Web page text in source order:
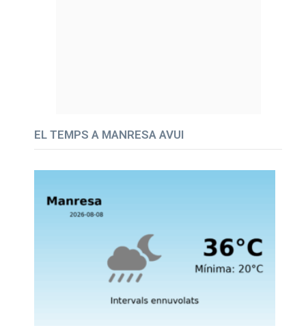
EL TEMPS A MANRESA AVUI